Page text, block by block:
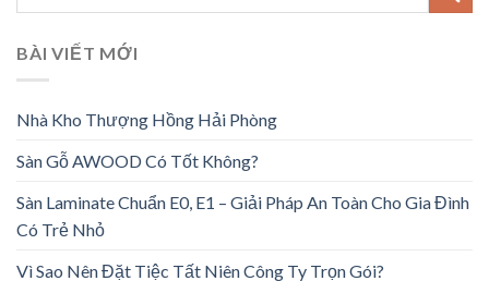
BÀI VIẾT MỚI
Nhà Kho Thượng Hồng Hải Phòng
Sàn Gỗ AWOOD Có Tốt Không?
Sàn Laminate Chuẩn E0, E1 – Giải Pháp An Toàn Cho Gia Đình
Có Trẻ Nhỏ
Vì Sao Nên Đặt Tiệc Tất Niên Công Ty Trọn Gói?